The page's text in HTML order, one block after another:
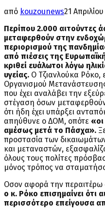
από kouzounews21
Περίπου 2.000 αιτούντες
μεταφερθούν στην
περιορισμού της
από πιέσεις της
κριθεί ευάλωτοι λόγω
υγείας. Ο Τζιανλούκα Ρόκο,
Οργανισμού
που έχει αναλάβει την
στέγαση όσων
ότι ήδη έχει υπάρξει
απηύθυνε ο ΔΟΜ, οπότε
αμέσως μετά το Πάσχα».
προστασία των
και μεταναστών,
όλους τους πολίτες
μόνος τρόπος να
Οσον αφορά την περαιτέρω
ο κ. Ρόκο επισημαίνει ότι
περισσότερο επείγουσα